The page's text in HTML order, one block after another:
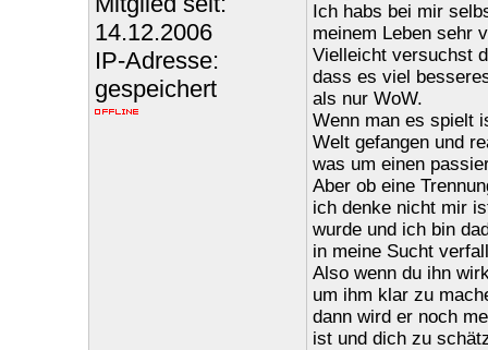
14.12.2006
IP-Adresse:
gespeichert
Ich habs bei mir
meinem Leben sehr
Vielleicht versuchst
dass es viel
als nur WoW.
Wenn man es spielt
Welt gefangen und
was um einen
Aber ob eine
ich denke nicht mir
wurde und ich bin
in meine Sucht
Also wenn du ihn
um ihm klar zu
dann wird er noch
ist und dich zu